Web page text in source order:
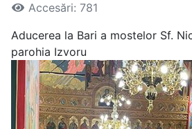
Accesări: 781
Aducerea la Bari a mostelor Sf.
parohia Izvoru